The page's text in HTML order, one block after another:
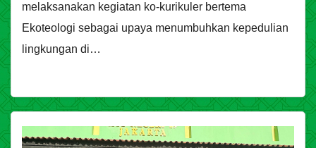
melaksanakan kegiatan ko-kurikuler bertema
Ekoteologi sebagai upaya menumbuhkan kepedulian
lingkungan di…